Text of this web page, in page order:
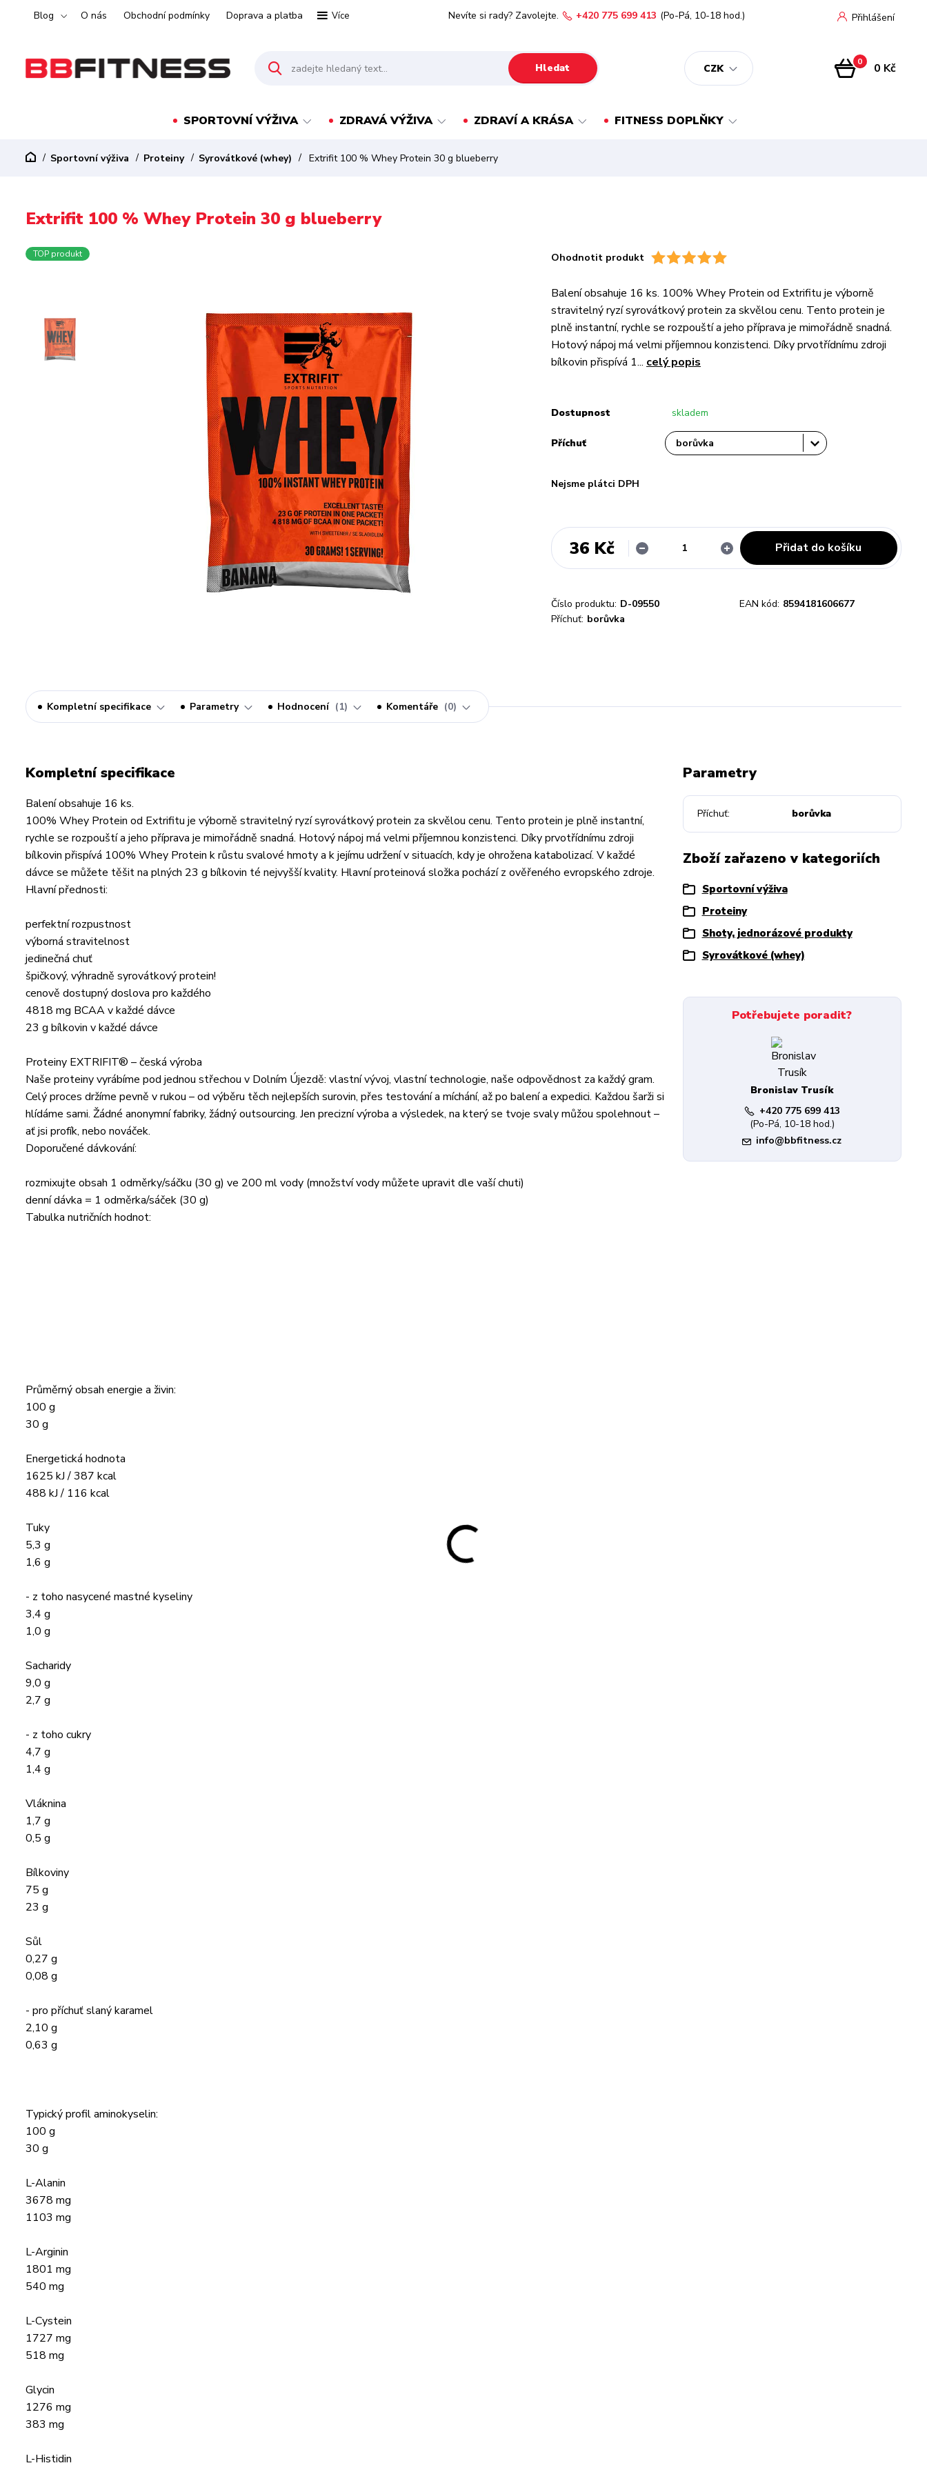
Blog O nás Obchodní podmínky Doprava a platba Více
CZK
Přihlášení
Hledat
Nevíte si rady? Zavolejte. +420 775 699 413 (Po-Pá, 10-18 hod.)
0 0 Kč
SPORTOVNÍ VÝŽIVA ZDRAVÁ VÝŽIVA ZDRAVÍ A KRÁSA FITNESS DOPLŇKY
Sportovní výživa Proteiny Syrovátkové (whey) Extrifit 100 % Whey Protein 30 g blueberry
Extrifit 100 % Whey Protein 30 g blueberry
TOP produkt Ohodnotit produkt
Balení obsahuje 16 ks. 100% Whey Protein od Extrifitu je výborně
stravitelný ryzí syrovátkový protein za skvělou cenu. Tento protein je
plně instantní, rychle se rozpouští a jeho příprava je mimořádně snadná.
Hotový nápoj má velmi příjemnou konzistenci. Díky prvotřídnímu zdroji
bílkovin přispívá 1... celý popis
Dostupnost skladem
Příchuť
Nejsme plátci DPH
36 Kč Přidat do košíku
Číslo produktu: D-09550 EAN kód: 8594181606677
Příchuť: borůvka
Kompletní specifikace Parametry Hodnocení 1 Komentáře 0
Kompletní specifikace
Balení obsahuje 16 ks.
100% Whey Protein od Extrifitu je výborně stravitelný ryzí syrovátkový protein za skvělou cenu. Tento protein je plně instantní,
rychle se rozpouští a jeho příprava je mimořádně snadná. Hotový nápoj má velmi příjemnou konzistenci. Díky prvotřídnímu zdroji
bílkovin přispívá 100% Whey Protein k růstu svalové hmoty a k jejímu udržení v situacích, kdy je ohrožena katabolizací. V každé
dávce se můžete těšit na plných 23 g bílkovin té nejvyšší kvality. Hlavní proteinová složka pochází z ověřeného evropského zdroje.
Hlavní přednosti:
perfektní rozpustnost
výborná stravitelnost
jedinečná chuť
špičkový, výhradně syrovátkový protein!
cenově dostupný doslova pro každého
4818 mg BCAA v každé dávce
23 g bílkovin v každé dávce
Proteiny EXTRIFIT® – česká výroba
Naše proteiny vyrábíme pod jednou střechou v Dolním Újezdě: vlastní vývoj, vlastní technologie, naše odpovědnost za každý gram.
Celý proces držíme pevně v rukou – od výběru těch nejlepších surovin, přes testování a míchání, až po balení a expedici. Každou šarži si
hlídáme sami. Žádné anonymní fabriky, žádný outsourcing. Jen precizní výroba a výsledek, na který se tvoje svaly můžou spolehnout –
ať jsi profík, nebo nováček.
Doporučené dávkování:
rozmixujte obsah 1 odměrky/sáčku (30 g) ve 200 ml vody (množství vody můžete upravit dle vaší chuti)
denní dávka = 1 odměrka/sáček (30 g)
Tabulka nutričních hodnot:
Průměrný obsah energie a živin:
100 g
30 g
Energetická hodnota
1625 kJ / 387 kcal
488 kJ / 116 kcal
Tuky
5,3 g
1,6 g
- z toho nasycené mastné kyseliny
3,4 g
1,0 g
Sacharidy
9,0 g
2,7 g
- z toho cukry
4,7 g
1,4 g
Vláknina
1,7 g
0,5 g
Bílkoviny
75 g
23 g
Sůl
0,27 g
0,08 g
- pro příchuť slaný karamel
2,10 g
0,63 g
Typický profil aminokyselin:
100 g
30 g
L-Alanin
3678 mg
1103 mg
L-Arginin
1801 mg
540 mg
L-Cystein
1727 mg
518 mg
Glycin
1276 mg
383 mg
L-Histidin
Parametry
Příchuť borůvka
Zboží zařazeno v kategoriích
Sportovní výživa
Proteiny
Shoty, jednorázové produkty
Syrovátkové (whey)
Potřebujete poradit?
Bronislav Trusík
+420 775 699 413
(Po-Pá, 10-18 hod.)
info@bbfitness.cz